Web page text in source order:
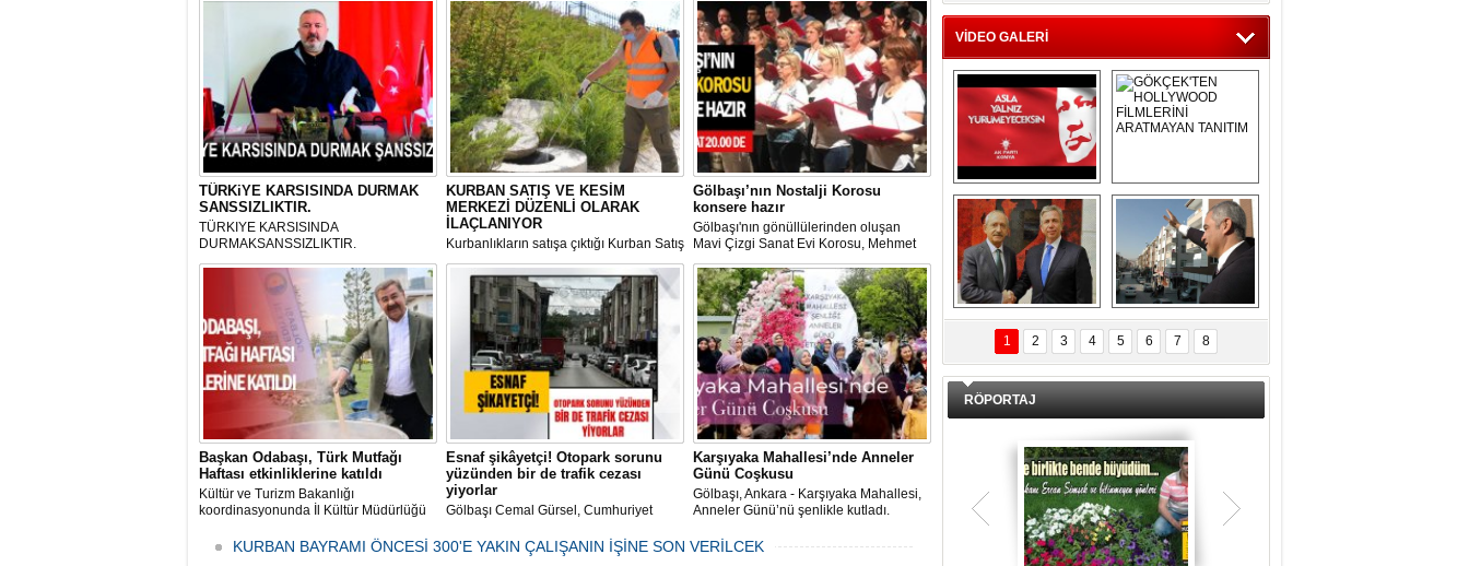
TÜRKiYE KARSISINDA DURMAK
SANSSIZLIKTIR.
TÜRKIYE KARSISINDA
DURMAKSANSSIZLIKTIR.
KURBAN SATIŞ VE KESİM
MERKEZİ DÜZENLİ OLARAK
İLAÇLANIYOR
Kurbanlıkların satışa çıktığı Kurban Satış
ve Kesim Merkezi, haşere ve
mikropların önüne geçilmesi amacıyla
her gün Gölbaşı Belediyesi ekipleri
tarafından düzenli olarak ilaçlanıyor.
Gölbaşı’nın Nostalji Korosu
konsere hazır
Gölbaşı'nın gönüllülerinden oluşan
Mavi Çizgi Sanat Evi Korosu, Mehmet
Akif Ersoy Kültür Merkezi’nde vereceği
konsere hızır.
Başkan Odabaşı, Türk Mutfağı
Haftası etkinliklerine katıldı
Kültür ve Turizm Bakanlığı
koordinasyonunda İl Kültür Müdürlüğü
Haftası" etkinlikleri Ankara'da devam
Esnaf şikâyetçi! Otopark sorunu
yüzünden bir de trafik cezası
yiyorlar
Gölbaşı Cemal Gürsel, Cumhuriyet
bulunan esnaf ve alışverişe gelen
vatandaşlar park cezaları yüzünden
Karşıyaka Mahallesi’nde Anneler
Günü Coşkusu
Gölbaşı, Ankara - Karşıyaka Mahallesi,
Anneler Günü’nü şenlikle kutladı.
öncülüğünde düzenlenen 1. Karşıyaka
KURBAN BAYRAMI ÖNCESİ 300'E YAKIN ÇALIŞANIN İŞİNE SON VERİLCEK
VİDEO GALERİ
Asla Yalnız
Yürümeyeceksin
Uzun Adam
GÖKÇEK'TEN
HOLLYWOOD
FİLMLERİNİ
ARATMAYAN
TANITIM
DAL İÇERİ ZÜBÜK!
ERCAN ŞİMŞEK
GÖLBAŞI'NDA
KASIRGA ETKİSİ
YARATTI !
1 2 3 4 5 6 7 8
RÖPORTAJ
Teşrik tekbiri nedir? Ne anlama gelir?
Kurban Bayramının arefe günü sabah